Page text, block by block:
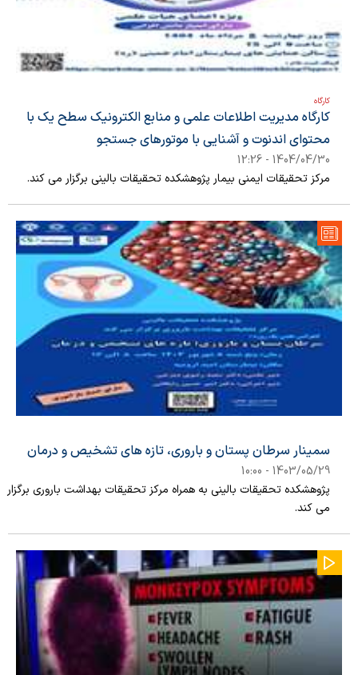
کارگاه
ژورنال کلاب
کارگاه
کارگاه مدیریت اطلاعات علمی و منابع الکترونیک سطح یک با
محتوای اندنوت و آشنایی با موتورهای جستجو
1404/04/30 - 12:26
مرکز تحقیقات ایمنی بیمار پژوهشکده تحقیقات بالینی برگزار می کند.
سمینار سرطان پستان و باروری، تازه های تشخیص و درمان
1403/05/29 - 10:00
پژوهشکده تحقیقات بالینی به همراه مرکز تحقیقات بهداشت باروری برگزار
می کند.